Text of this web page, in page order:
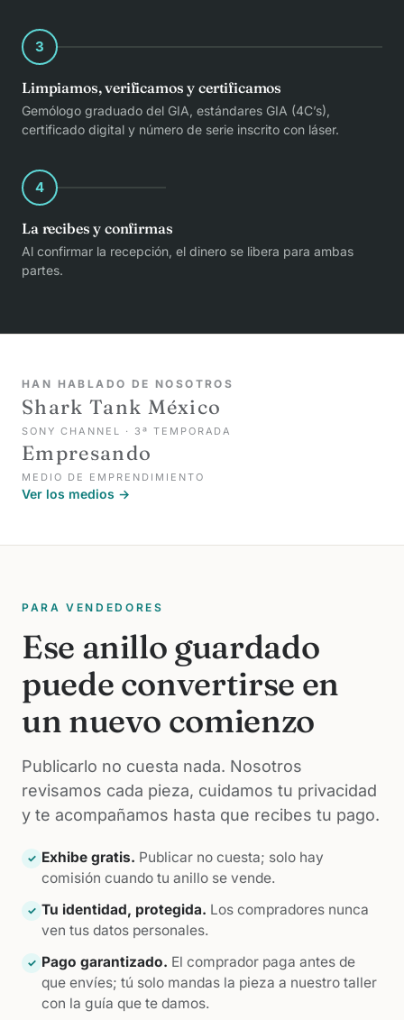
3
Limpiamos, verificamos y certificamos
Gemólogo graduado del GIA, estándares GIA (4C’s),
certificado digital y número de serie inscrito con láser.
4
La recibes y confirmas
Al confirmar la recepción, el dinero se libera para ambas
partes.
HAN HABLADO DE NOSOTROS
Shark Tank México
SONY CHANNEL · 3ª TEMPORADA
Empresando
MEDIO DE EMPRENDIMIENTO
Ver los medios →
PARA VENDEDORES
Ese anillo guardado
puede convertirse en
un nuevo comienzo
Publicarlo no cuesta nada. Nosotros
revisamos cada pieza, cuidamos tu privacidad
y te acompañamos hasta que recibes tu pago.
✓ Exhibe gratis. Publicar no cuesta; solo hay
comisión cuando tu anillo se vende.
✓ Tu identidad, protegida. Los compradores nunca
ven tus datos personales.
✓ Pago garantizado. El comprador paga antes de
que envíes; tú solo mandas la pieza a nuestro taller
con la guía que te damos.